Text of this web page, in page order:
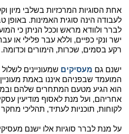
אחת הסוגיות המרכזיות בשלבי מיון
לעבודה הינה סוגית האמינות. באופן
לברר ולוודא מראש וככל הניתן כי
ישר ונקי כפיים, וללא עבר פלילי או
רקע בסמים, שכרות, הימורים וכדומה.
ישנם גם מעסיקים שמעוניינים
המועמד שבפניהם איננו באמת
הוא הגיע מטעם המתחרים שלהם
אחריהם, ועל מנת לאסוף מודיעין
לקוחות, תוכניות לעתיד, תהליכי מחקר
על מנת לברר סוגיות אלו ישנם